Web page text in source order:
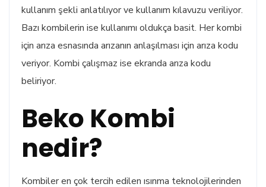
kullanım şekli anlatılıyor ve kullanım kılavuzu veriliyor.
Bazı kombilerin ise kullanımı oldukça basit. Her kombi
için arıza esnasında arızanın anlaşılması için arıza kodu
veriyor. Kombi çalışmaz ise ekranda arıza kodu
beliriyor.
Beko Kombi
nedir?
Kombiler en çok tercih edilen ısınma teknolojilerinden